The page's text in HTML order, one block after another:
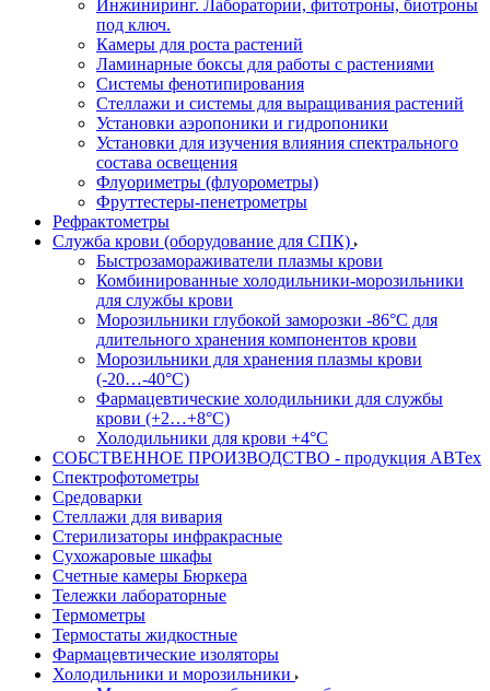
Инжиниринг. Лаборатории, фитотроны, биотроны
под ключ.
Камеры для роста растений
Ламинарные боксы для работы с растениями
Системы фенотипирования
Стеллажи и системы для выращивания растений
Установки аэропоники и гидропоники
Установки для изучения влияния спектрального
состава освещения
Флуориметры (флуорометры)
Фруттестеры-пенетрометры
Рефрактометры
Служба крови (оборудование для СПК)
Быстрозамораживатели плазмы крови
Комбинированные холодильники-морозильники
для службы крови
Морозильники глубокой заморозки -86°С для
длительного хранения компонентов крови
Морозильники для хранения плазмы крови
(-20…-40°С)
Фармацевтические холодильники для службы
крови (+2…+8°С)
Холодильники для крови +4°С
СОБСТВЕННОЕ ПРОИЗВОДСТВО - продукция АВТех
Спектрофотометры
Средоварки
Стеллажи для вивария
Стерилизаторы инфракрасные
Сухожаровые шкафы
Счетные камеры Бюркера
Тележки лабораторные
Термометры
Термостаты жидкостные
Фармацевтические изоляторы
Холодильники и морозильники